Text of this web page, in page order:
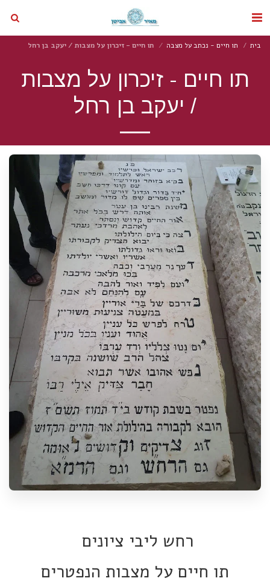
בית תו חיים - נכתב על מצבה תו חיים - זיכרון על מצבות / יעקב בן רחל
תו חיים - זיכרון על מצבות
/ יעקב בן רחל
רחש ליבי ציונים
תו חיים על מצבות הנפטרים